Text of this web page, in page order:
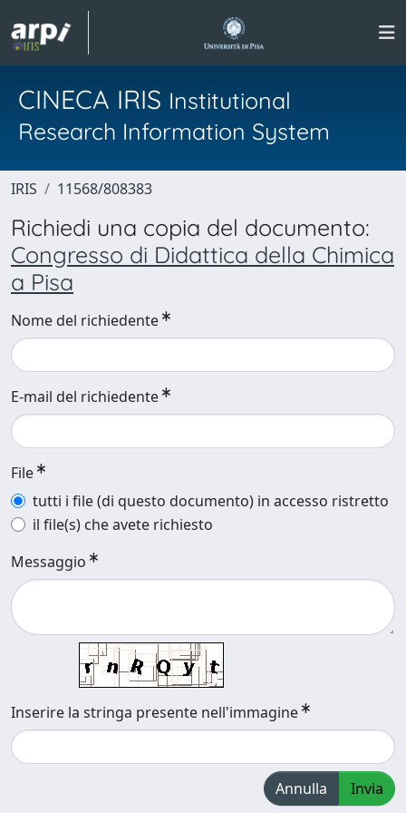
CINECA IRIS Institutional
Research Information System
IRIS 11568/808383
Richiedi una copia del documento:
Congresso di Didattica della Chimica
a Pisa
Nome del richiedente
E-mail del richiedente
File
tutti i file (di questo documento) in accesso ristretto
il file(s) che avete richiesto
Messaggio
Inserire la stringa presente nell'immagine
Annulla Invia